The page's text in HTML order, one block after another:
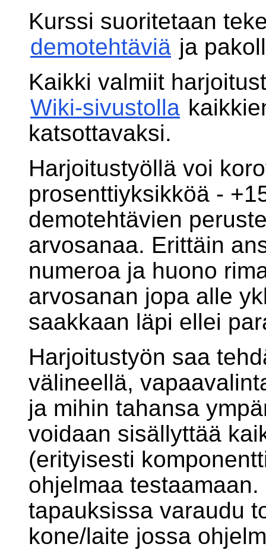
Kurssi suoritetaan
demotehtäviä ja
Kaikki valmiit
Wiki-sivustolla
katsottavaksi.
Harjoitustyöllä voi
prosenttiyksikköä -
demotehtävien
arvosanaa. Erittäin
numeroa ja huono
arvosanan jopa alle
saakkaan läpi ellei
Harjoitustyön saa
välineellä,
ja mihin tahansa
voidaan sisällyttää
(erityisesti
ohjelmaa
tapauksissa varaudu
kone/laite jossa